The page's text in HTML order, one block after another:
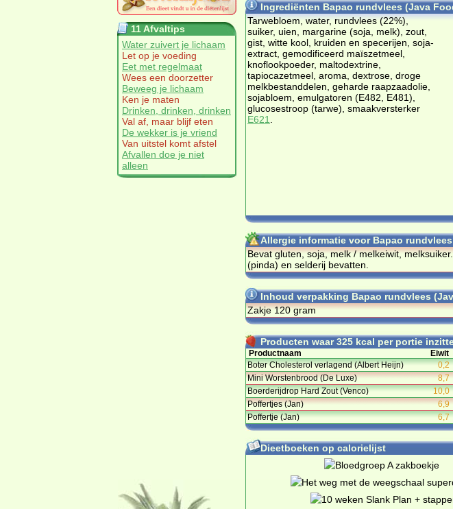
11 Afvaltips
Water zuivert je lichaam
Let op je voeding
Eet met regelmaat
Wees een doorzetter
Beweeg je lichaam
Ken je maten
Drinken, drinken, drinken
Val af, maar blijf eten
De wekker is je vriend
Van uitstel komt afstel
Afvallen doe je niet
alleen
Ingrediënten Bapao rundvlees (Java
Tarwebloem, water, rundvlees (22%),
suiker, uien, margarine (soja, melk), zout,
gist, witte kool, kruiden en specerijen, soja-
extract, gemodificeerd maïszetmeel,
knoflookpoeder, maltodextrine,
tapiocazetmeel, aroma, dextrose, droge
melkbestanddelen, geharde raapzaadolie,
sojabloem, emulgatoren (E482, E481),
glucosestroop (tarwe), smaakversterker
E621
Allergie informatie voor Bapao
Bevat gluten, soja, melk / melkeiwit,
(pinda) en selderij bevatten.
Inhoud verpakking Bapao rundvlees
Zakje 120 gram
Producten waar 325 kcal per portie
Productnaam Eiwit
Boter Cholesterol verlagend (Albert Heijn)
0,2
Mini Worstenbrood (De Luxe)
8,7
Boerderijdrop Hard Zout (Venco)
10,0
Poffertjes (Jan)
6,9
Poffertje (Jan)
6,7
Dieetboeken op calorielijst